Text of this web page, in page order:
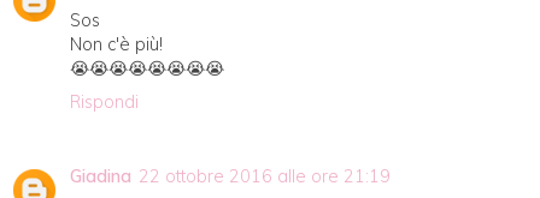
Sos
Non c'è più!
😭😭😭😭😭😭😭😭
Rispondi
Giadina 22 ottobre 2016 alle ore 21:19